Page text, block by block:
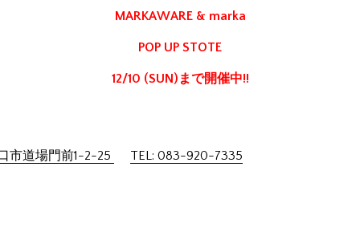
MARKAWARE & marka
POP UP STOTE
12/10 (SUN)まで開催中!!
市道場門前1-2-25 TEL: 083-920-7335